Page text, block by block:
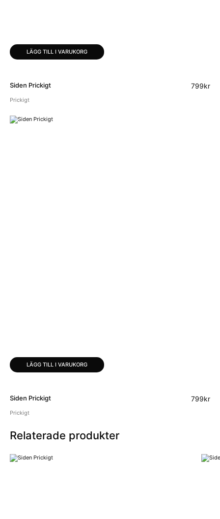
LÄGG TILL I VARUKORG
Siden Prickigt 799kr
Prickigt
LÄGG TILL I VARUKORG
Siden Prickigt 799kr
Prickigt
Relaterade produkter